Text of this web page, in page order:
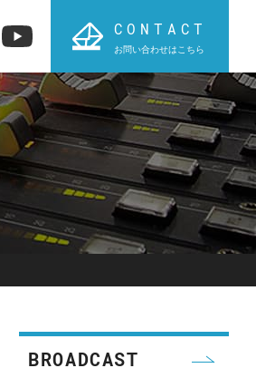
ド一覧ABC順表
AVT
CONTACT
お問い合わせはこちら
BROADCAST